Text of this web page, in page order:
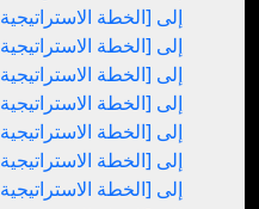
[الخطة الاستراتيجية 1] إلى [الخطة الاستراتيجية 2]
[الخطة الاستراتيجية 1] إلى [الخطة الاستراتيجية 2]
[الخطة الاستراتيجية 1] إلى [الخطة الاستراتيجية 2]
[الخطة الاستراتيجية 1] إلى [الخطة الاستراتيجية 2]
[الخطة الاستراتيجية 1] إلى [الخطة الاستراتيجية 2]
[الخطة الاستراتيجية 1] إلى [الخطة الاستراتيجية 2]
[الخطة الاستراتيجية 1] إلى [الخطة الاستراتيجية 2]